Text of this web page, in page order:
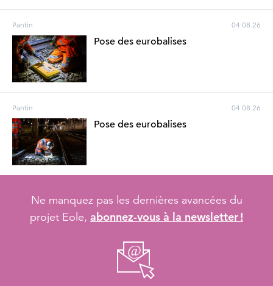
Pantin 04 08 26
Pose des eurobalises
Pantin 04 08 26
Pose des eurobalises
Ne manquez pas les dernières avancées du
projet Eole, abonnez-vous à la newsletter !